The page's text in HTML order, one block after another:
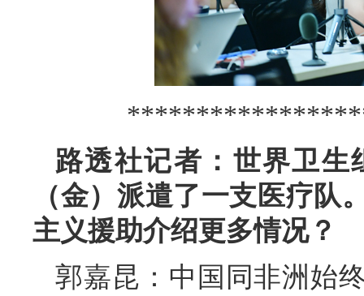
路透社记者：世界卫生
（金）派遣了一支医疗队
主义援助介绍更多情况？
郭嘉昆：中国同非洲始